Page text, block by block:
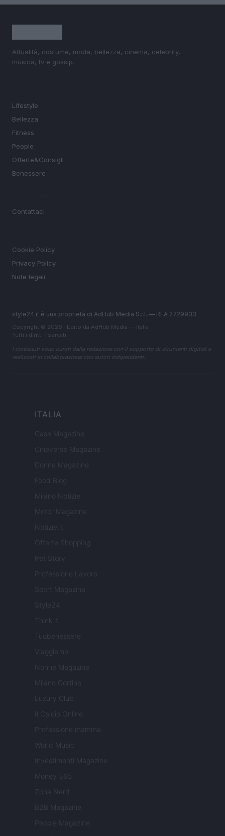
Attualità, costume, moda, bellezza, cinema, celebrity,
musica, tv e gossip.
Lifestyle
Bellezza
Fitness
People
Offerte&Consigli
Benessere
Contattaci
Cookie Policy
Privacy Policy
Note legali
style24.it è una proprietà di AdHub Media S.r.l. — REA 2729933
Copyright © 2026 · Edito da AdHub Media — Italia
Tutti i diritti riservati
I contenuti sono curati dalla redazione con il supporto di strumenti digitali e
realizzati in collaborazione con autori indipendenti.
ITALIA
Casa Magazine
Cineverse Magazine
Donne Magazine
Food Blog
Milano Notizie
Motor Magazine
Notizie.it
Offerte Shopping
Pet Story
Professione Lavoro
Sport Magazine
Style24
Think.it
Tuobenessere
Viaggiamo
Nonne Magazine
Milano Cortina
Luxury Club
Il Calcio Online
Professione mamma
World Music
Investimenti Magazine
Money 365
Zona Nerd
B2B Magazine
People Magazine